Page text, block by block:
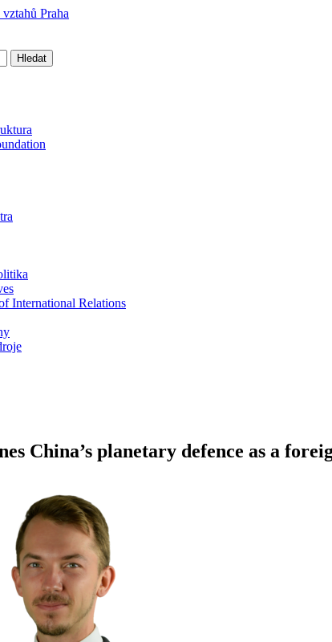
Praha
Hledat
International Relations
China’s planetary defence as a